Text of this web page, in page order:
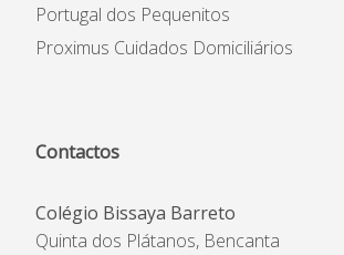
Portugal dos Pequenitos
Proximus Cuidados Domiciliários
Contactos
Colégio Bissaya Barreto
Quinta dos Plátanos, Bencanta